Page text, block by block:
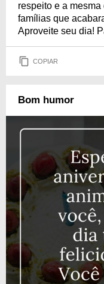
respeito e a
famílias que
Aproveite seu dia!
COPIAR
Bom humor